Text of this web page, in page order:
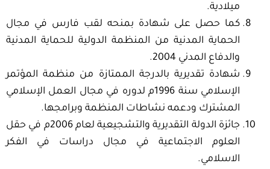
ميلادية.
كما حصل على شهادة بمنحه لقب فارس في مجال
الحماية المدنية من المنظمة الدولية للحماية المدنية
والدفاع المدني 2004.
شهادة تقديرية بالدرجة الممتازة من منظمة المؤتمر
الإسلامي سنة 1996م لدوره في مجال العمل الإسلامي
المشترك ودعمه نشاطات المنظمة وبرامجها.
جائزة الدولة التقديرية والتشجيعية لعام 2006م في حقل
العلوم الاجتماعية في مجال دراسات في الفكر
الاسلامي.